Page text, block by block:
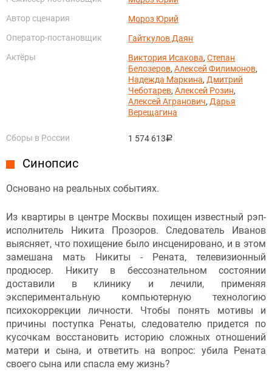
Автор сценария
Мороз Юрий
Оператор-постановщик
Гайткулов Даян
Актёры
Виктория Исакова,Степан
Белозеров,Алексей Филимонов,
Надежда Маркина, Дмитрий
Чеботарев,Алексей Розин,
Алексей Агранович, Дарья
Верещагина
Сборы в России 1 574 613руб.
Синопсис
Основано на реальных событиях.
Из квартиры в центре Москвы похищен известный рэп-
исполнитель Никита Прозоров. Следователь Иванов
выясняет, что похищение было инсценировано, и в этом
замешана мать Никиты - Рената, телевизионный
продюсер. Никиту в бессознательном состоянии
доставили в клинику и лечили, применяя
экспериментальную компьютерную технологию
психокоррекции личности. Чтобы понять мотивы и
причины поступка Ренаты, следователю придется по
кусочкам восстановить историю сложных отношений
матери и сына, и ответить на вопрос: убила Рената
своего сына или спасла ему жизнь?